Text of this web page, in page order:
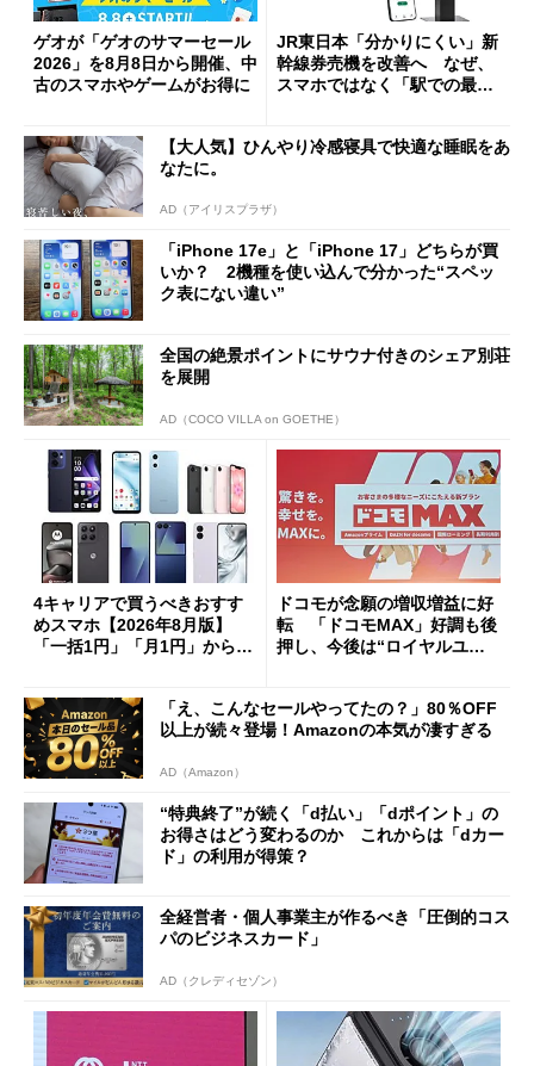
ゲオが「ゲオのサマーセール
2026」を8月8日から開催、中
古のスマホやゲームがお得に
JR東日本「分かりにくい」新
幹線券売機を改善へ なぜ、
スマホではなく「駅での最短
【大人気】ひんやり冷感寝具で快適な睡眠をあ
なたに。
AD（アイリスプラザ）
「iPhone 17e」と「iPhone 17」どちらが買
いか？ 2機種を使い込んで分かった“スペッ
ク表にない違い”
全国の絶景ポイントにサウナ付きのシェア別荘
を展開
AD（COCO VILLA on GOETHE）
4キャリアで買うべきおすす
めスマホ【2026年8月版】
「一括1円」「月1円」からお
ドコモが念願の増収増益に好
転 「ドコモMAX」好調も後
押し、今後は“ロイヤルユー
「え、こんなセールやってたの？」80％OFF
以上が続々登場！Amazonの本気が凄すぎる
AD（Amazon）
“特典終了”が続く「d払い」「dポイント」の
お得さはどう変わるのか これからは「dカー
ド」の利用が得策？
全経営者・個人事業主が作るべき「圧倒的コス
パのビジネスカード」
AD（クレディセゾン）